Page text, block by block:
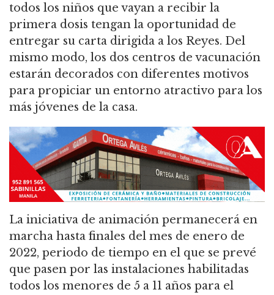
todos los niños que vayan a recibir la
primera dosis tengan la oportunidad de
entregar su carta dirigida a los Reyes. Del
mismo modo, los dos centros de vacunación
estarán decorados con diferentes motivos
para propiciar un entorno atractivo para los
más jóvenes de la casa.
La iniciativa de animación permanecerá en
marcha hasta finales del mes de enero de
2022, periodo de tiempo en el que se prevé
que pasen por las instalaciones habilitadas
todos los menores de 5 a 11 años para el